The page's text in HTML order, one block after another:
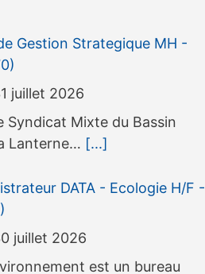
Gestion Strategique MH -
juillet 2026
Syndicat Mixte du Bassin
Lanterne… [...]
DATA - Ecologie H/F -
juillet 2026
est un bureau